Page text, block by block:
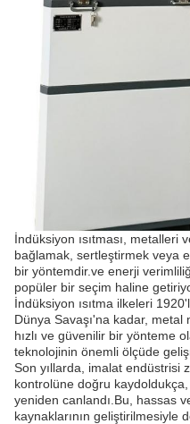
İndüksiyon ısıtması, metalleri
bağlamak, sertleştirmek veya
bir yöntemdir.ve enerji
popüler bir seçim haline
İndüksiyon ısıtma ilkeleri
Dünya Savaşı'na kadar, metal
hızlı ve güvenilir bir yönteme
teknolojinin önemli ölçüde
Son yıllarda, imalat endüstrisi
kontrolüne doğru
yeniden canlandı.Bu, hassas
kaynaklarının geliştirilmesiyle